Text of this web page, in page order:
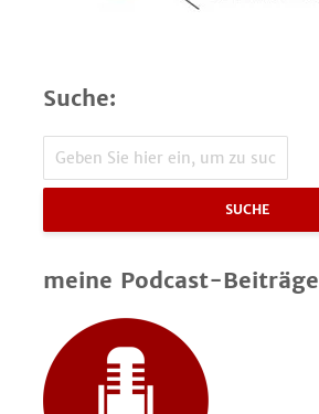
Suche:
SUCHE
meine Podcast-Beiträge